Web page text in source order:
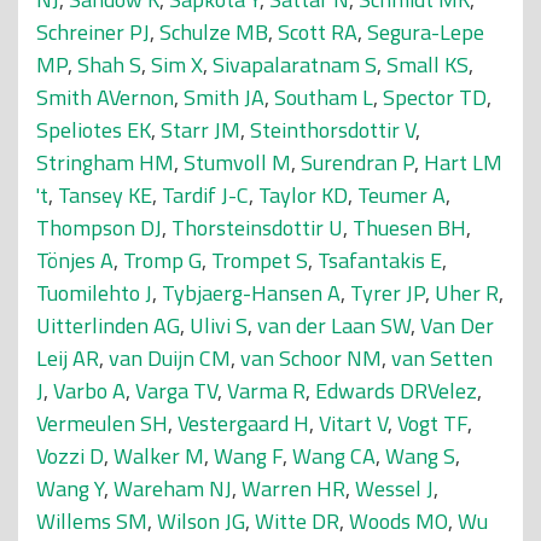
Schreiner PJ,Schulze MB,Scott RA,Segura-Lepe
MP,Shah S,Sim X,Sivapalaratnam S,Small KS,
Smith AVernon,Smith JA,Southam L,Spector TD,
Speliotes EK,Starr JM,Steinthorsdottir V,
Stringham HM,Stumvoll M,Surendran P, Hart LM
't, Tansey KE, Tardif J-C, Taylor KD, Teumer A,
Thompson DJ, Thorsteinsdottir U, Thuesen BH,
Tönjes A, Tromp G, Trompet S, Tsafantakis E,
Tuomilehto J, Tybjaerg-Hansen A, Tyrer JP, Uher R,
Uitterlinden AG, Ulivi S,van der Laan SW,Van Der
Leij AR,van Duijn CM,van Schoor NM,van Setten
J,Varbo A,Varga TV,Varma R, Edwards DRVelez,
Vermeulen SH,Vestergaard H,Vitart V,Vogt TF,
Vozzi D,Walker M,Wang F,Wang CA,Wang S,
Wang Y,Wareham NJ,Warren HR,Wessel J,
Willems SM,Wilson JG,Witte DR,Woods MO,Wu